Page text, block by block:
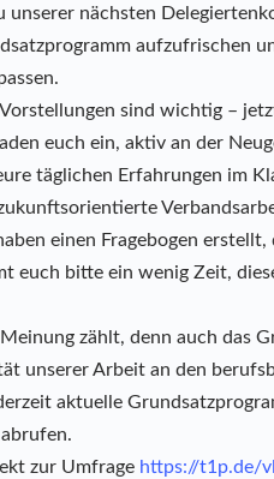
unserer nächsten
aufzufrischen
Vorstellungen sind wichtig –
euch ein, aktiv an der
täglichen Erfahrungen im
einen Fragebogen
euch bitte ein wenig Zeit,
Meinung zählt, denn auch das
unserer Arbeit an den
aktuelle
zur Umfrage https://t1p.de/